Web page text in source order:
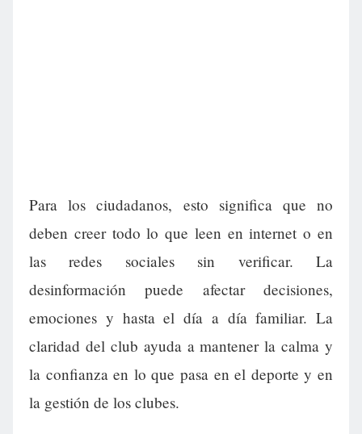
Para los ciudadanos, esto significa que no
deben creer todo lo que leen en internet o en
las redes sociales sin verificar. La
desinformación puede afectar decisiones,
emociones y hasta el día a día familiar. La
claridad del club ayuda a mantener la calma y
la confianza en lo que pasa en el deporte y en
la gestión de los clubes.